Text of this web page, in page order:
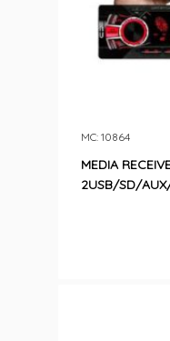
MEDIA
2USB/SD/
MC: 10864